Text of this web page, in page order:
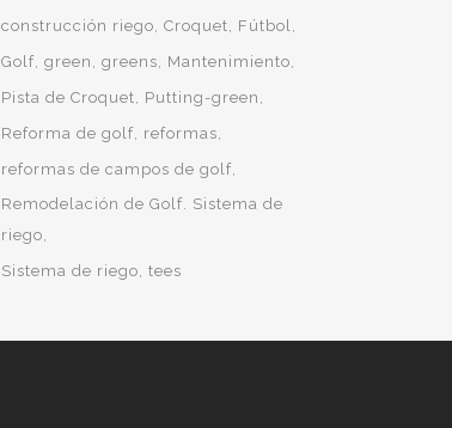
construcción riego Croquet
Fútbol
Golf green greens
Mantenimiento
Pista de Croquet
Putting-green
Reforma de golf reformas
reformas de campos de golf
Remodelación de Golf. Sistema de
riego
Sistema de riego tees